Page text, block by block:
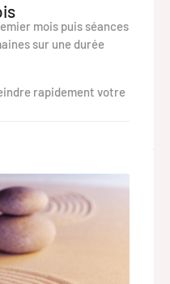
mois puis séances
sur une durée
rapidement votre